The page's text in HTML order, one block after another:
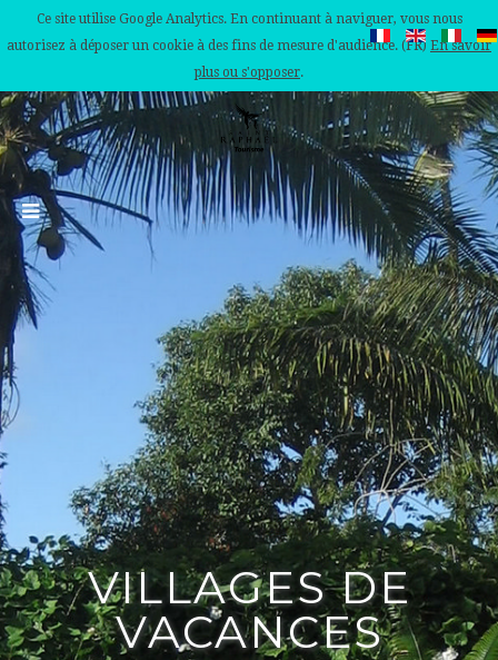
Ce site utilise Google Analytics. En continuant à naviguer, vous nous
autorisez à déposer un cookie à des fins de mesure d'audience. (FR) En savoir
plus ou s'opposer.
VILLAGES DE
VACANCES